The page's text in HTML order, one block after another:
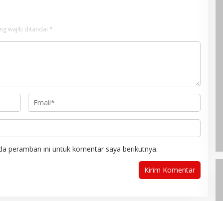
wajib ditandai *
peramban ini untuk komentar saya berikutnya.